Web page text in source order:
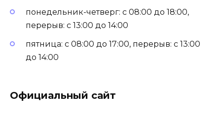
понедельник-четверг: с 08:00 до 18:00,
перерыв: с 13:00 до 14:00
пятница: с 08:00 до 17:00, перерыв: с 13:00
до 14:00
Официальный сайт